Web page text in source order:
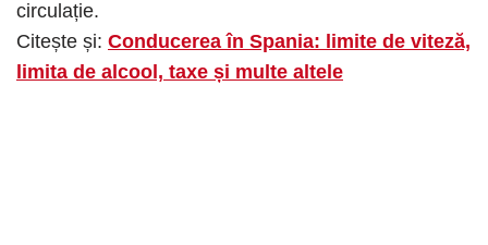
circulație.
Citește și: Conducerea în Spania: limite de viteză,
limita de alcool, taxe și multe altele